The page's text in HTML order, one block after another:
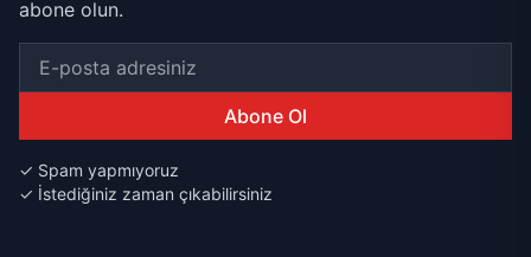
abone olun.
Abone Ol
✓ Spam yapmıyoruz
✓ İstediğiniz zaman çıkabilirsiniz